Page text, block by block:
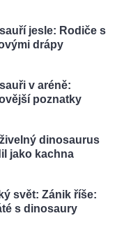
jesle: Rodiče s
drápy
v aréně:
poznatky
dinosaurus
jako kachna
svět: Zánik říše:
s dinosaury